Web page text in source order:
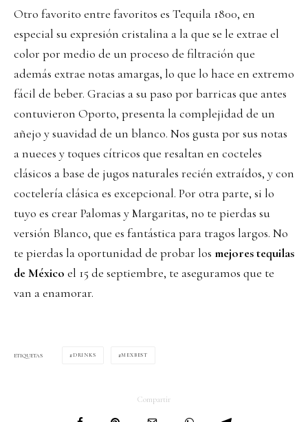
Otro favorito entre favoritos es Tequila 1800, en
especial su expresión cristalina a la que se le extrae el
color por medio de un proceso de filtración que
además extrae notas amargas, lo que lo hace en extremo
fácil de beber. Gracias a su paso por barricas que antes
contuvieron Oporto, presenta la complejidad de un
añejo y suavidad de un blanco. Nos gusta por sus notas
a nueces y toques cítricos que resaltan en cocteles
clásicos a base de jugos naturales recién extraídos, y con
coctelería clásica es excepcional. Por otra parte, si lo
tuyo es crear Palomas y Margaritas, no te pierdas su
versión Blanco, que es fantástica para tragos largos. No
te pierdas la oportunidad de probar los mejores tequilas
de México el 15 de septiembre, te aseguramos que te
van a enamorar.
ETIQUETAS DRINKS MEXBEST
Compartir